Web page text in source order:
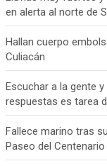
en alerta al norte de
Hallan cuerpo
Culiacán
Escuchar a la gente
respuestas es tarea
Fallece marino tras
Paseo del